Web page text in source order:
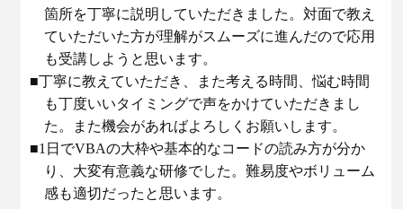
箇所を丁寧に説明していただきました。対面で教え
ていただいた方が理解がスムーズに進んだので応用
も受講しようと思います。
■丁寧に教えていただき、また考える時間、悩む時間
も丁度いいタイミングで声をかけていただきまし
た。また機会があればよろしくお願いします。
■1日でVBAの大枠や基本的なコードの読み方が分か
り、大変有意義な研修でした。難易度やボリューム
感も適切だったと思います。